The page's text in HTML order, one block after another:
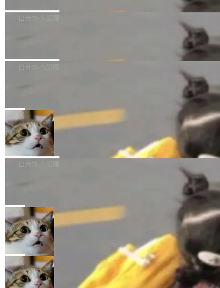
自研的多个文生3D和...
整性保护。效果是：吞吐量提升 41%，每 token
让语音识别不再只是听清，而是真正听懂。通过
w 不要求标准普通话，方言识别覆盖粤语、吴语
新和少量网页兼容性修复版本。 Changes/fixe
容提供的字体时出现的几个问题 为避免音频加
质的最低采样率）的音频格式将被拒绝 修复了 C
SS 圆角虚线样式中可能存在的问题 如果表单中
的图像元素不在同一个子树中，则它们将不再关
联 加...
白开水不加糖
发布的 Release Notes，他利用 AI 工具（如 Co
最强的若干项。对于尚未正式发版的 PG 19，则
通过拉取过去一年内（从 PG 18 Beta1 时间点
至今）的所有 commit，同样交由 AI 分析提炼。
经过人工复核，准确度令人满意。这一方法也为
社区爱好者提供了高效跟踪新版本的思路。
白开水不加糖
维护工作一直与我的日常工作、家务、社交生活
和休闲娱乐竞争时间。" 这是 libexpat 维护者 S
ebastian Pipping 写在博客里的话。8 月 4 日，
他宣布了一个新消息：从 2026 年 8 月 1 日起，
他可以全职维护 libexpat 了，最长 6 个月。发
库之一。你的操作系统、浏览器、无数的基础设
施软件，很可能都在用它。而过去十年，维护它
的人一直在用业余...
局
Firefox 153.0.3 发布
Firefox 153.0.3 现已发布，具体更新内容如
下： New Smart Window 包含多项增强功能：
gi?id=2019042">Bug&nbsp;2019042</a>）</l
i> <li>现在，助手可以直接使用 Exa 的网络搜索
结果回答问题，而无需将问题转交给搜索引擎。
（<a href="https://bugzilla.mozilla.org/show_
bug.cgi?id=204...
白开水不加糖
的 npm 包。项目的核心论点是：容器不适合 Ag
ent 计算。真正适合的，是 Isolate。 Cloudflare
工程师在这件事上没什么可谦虚的——他们用 W
orkers 跑了十年 Isolate。用 CEO Matthew Pri
nce 的话说：「我们一生都在用 Isolate 运行代
码，而 AI Agent 不需要容器，它们需要的是 Iso
late。」 容器为什么不合适 容器的问题在于启动
局
OpenAI 公开邮件和聊天记录回应苹果
诉讼，称“Apple is getting this wron
g”
上个月，苹果一纸诉状把 OpenAI 告上法庭，指
控其挖角苹果前员工并窃取商业秘密。苹果的诉
状把 OpenAI 描述成一个系统性地从前东家挖
人、套取机密信息的对手。 OpenAI 没发律师
局
HUAWEI MatePad Edge上架WorkBu